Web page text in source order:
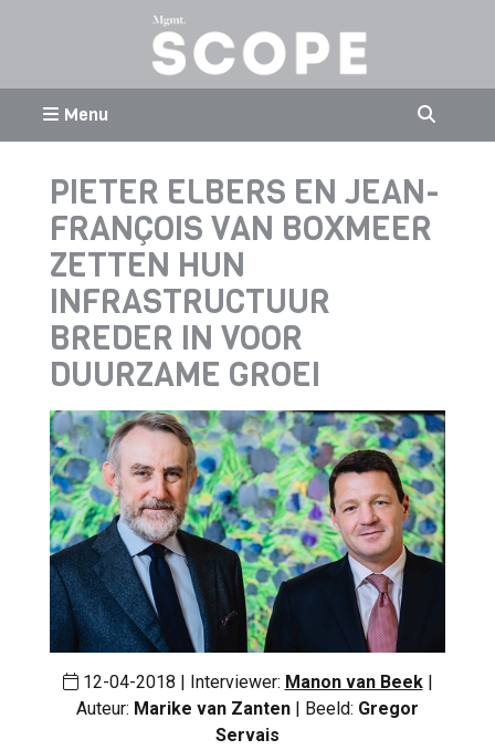
Menu
PIETER ELBERS EN JEAN-
FRANÇOIS VAN BOXMEER
ZETTEN HUN
INFRASTRUCTUUR
BREDER IN VOOR
DUURZAME GROEI
12-04-2018 | Interviewer: Manon van Beek
Auteur: Marike van Zanten | Beeld: Gregor
Servais